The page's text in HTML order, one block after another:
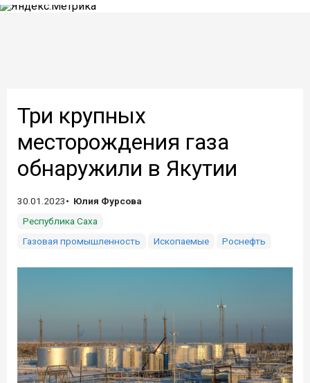
Три крупных
месторождения газа
обнаружили в Якутии
30.01.2023
Юлия Фурсова
Республика Саха
Газовая промышленность
Ископаемые Роснефть